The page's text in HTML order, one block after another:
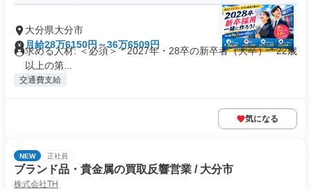
大分県大分市
月給28万6150円～36万6509円
求める人材: ＜必須＞ * 2027年・28卒の新卒者（大卒） * 22歳
以上の第...
交通費支給
気になる
NEW 正社員
ブランド品・貴金属の買取反響営業 / 大分市
株式会社TH